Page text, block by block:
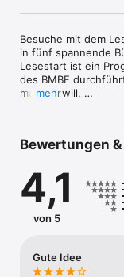
Besuche mit dem
in fünf spannende
Lesestart ist ein
des BMBF
machen will.
ausleihen, doch ein
Lieblingsbücher.
verschiedene
Ordnung zu
Geschichten nach
* * *
mehr
Bewertungen
4,1
von 5
Gute Idee